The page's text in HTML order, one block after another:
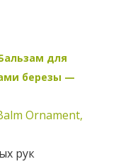
для
березы —
Ornament,
рук